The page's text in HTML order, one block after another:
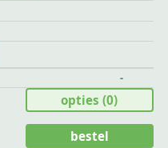
-
opties(0)
bestel